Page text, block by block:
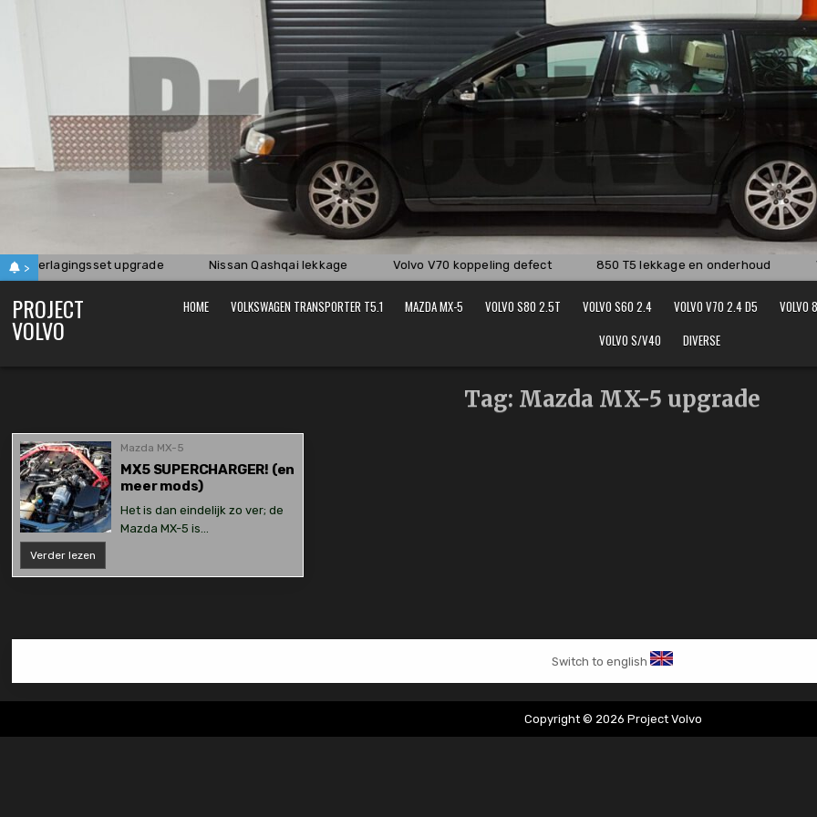
>
verlagingsset upgrade Nissan Qashqai lekkage Volvo V70 koppeling defect 850 T5 lekkage en onderhoud
PROJECT
VOLVO
HOME VOLKSWAGEN TRANSPORTER T5.1 MAZDA MX-5 VOLVO S80 2.5T VOLVO S60 2.4 VOLVO V70 2.4 D5
VOLVO S/V40
DIVERSE
Tag: Mazda MX-5 upgrade
Mazda MX-5
MX5 SUPERCHARGER! (en
meer mods)
Het is dan eindelijk zo ver; de
Mazda MX-5 is…
Verder lezen
SUPERCHARGER!
(en
Switch to english
Copyright © 2026 Project Volvo